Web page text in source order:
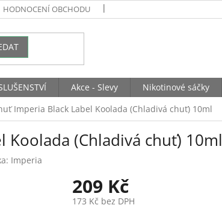
HODNOCENÍ OBCHODU
Akce - Slevy Nikotinové sáčky
Imperia Black Label Koolada (Chladivá chuť) 10ml
Koolada (Chladivá chuť) 10ml
Imperia
209 Kč
173 Kč bez DPH